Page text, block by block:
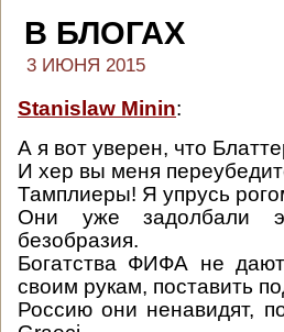
В БЛОГАХ
3 ИЮНЯ 2015
Stanislaw Minin:
А я вот уверен, что
И хер вы меня
Тамплиеры! Я упрусь
Они уже задолбали
безобразия.
Богатства ФИФА не
своим рукам, поставить
Россию они ненавидят,